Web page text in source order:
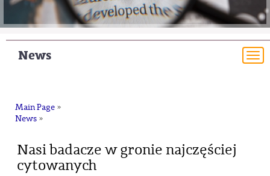
News
Main Page »
News »
Nasi badacze w gronie najczęściej
cytowanych